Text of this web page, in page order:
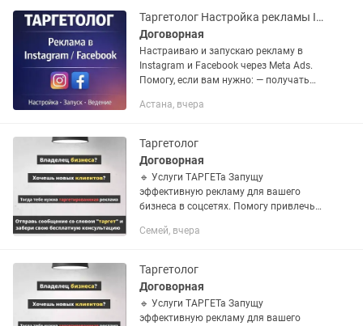
Таргетолог Настройка рекламы Instagram/Facebook
Договорная
Настраиваю и запускаю рекламу в
Instagram и Facebook через Meta Ads.
Помогу, если вам нужно: — получать
рекламу на услуги или товары —
Астана, вчера
Таргетолог
Договорная
🔹 Услуги ТАРГЕТа Запущу
эффективную рекламу для вашего
бизнеса в соцсетях. Помогу привлечь
Пишите в личные сообщения —
Семей, вчера
Таргетолог
Договорная
🔹 Услуги ТАРГЕТа Запущу
эффективную рекламу для вашего